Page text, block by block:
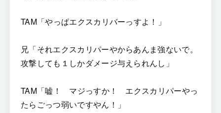
TAM「やっぱエクスカリバーっすよ！」
兄「それエクスカリパーやからあんま強ないで。
攻撃しても１しかダメージ与えられんし」
TAM「嘘！ マジっすか！ エクスカリパーやっ
たらごっつ弱いですやん！」